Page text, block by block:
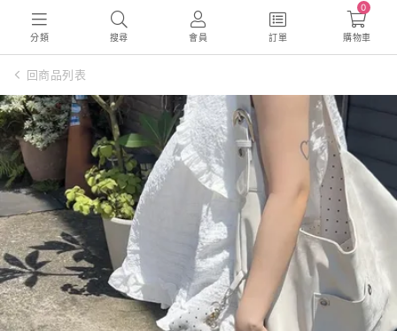
分類 搜尋 會員 訂單
0
購物車
回商品列表